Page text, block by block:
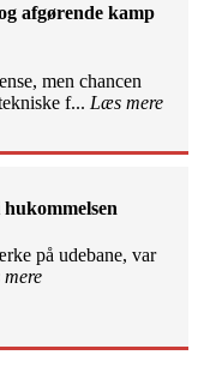
afgørende kamp
men chancen
f... Læs mere
på udebane, var